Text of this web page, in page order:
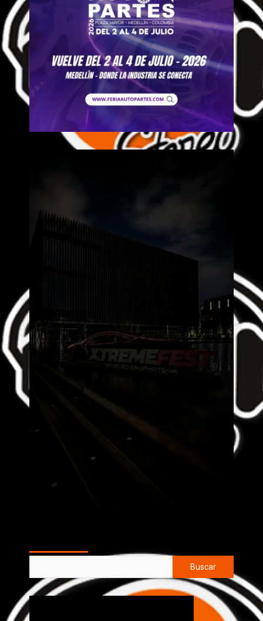
Buscar